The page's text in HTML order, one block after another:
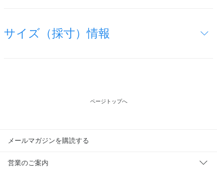
サイズ（採寸）情報
ページトップへ
メールマガジンを購読する
営業のご案内